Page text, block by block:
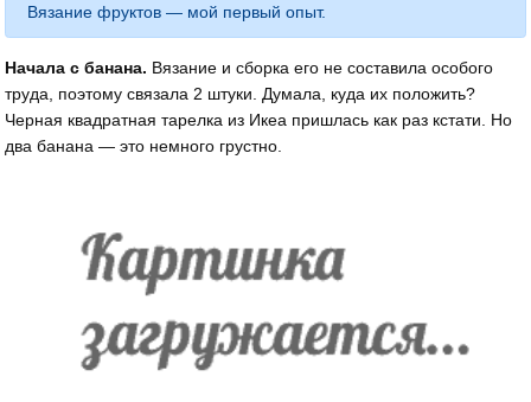
Вязание фруктов — мой первый опыт.
Начала с банана. Вязание и сборка его не составила особого
труда, поэтому связала 2 штуки. Думала, куда их положить?
Черная квадратная тарелка из Икеа пришлась как раз кстати. Но
два банана — это немного грустно.